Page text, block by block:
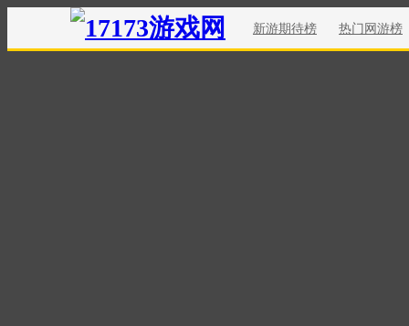
新游期待榜 热门网游榜